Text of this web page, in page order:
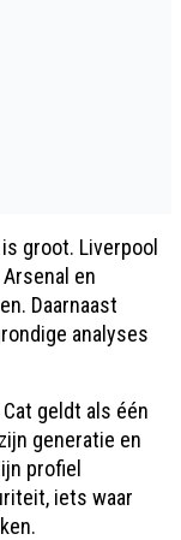
groot. Liverpool
en
Daarnaast
analyses
geldt als één
generatie en
profiel
iets waar